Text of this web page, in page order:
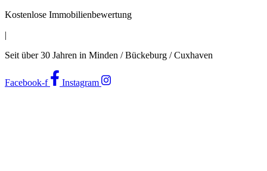
Zum
Kostenlose Immobilienbewertung
|
Seit über 30 Jahren in Minden / Bückeburg / Cuxhaven
Facebook-f Instagram